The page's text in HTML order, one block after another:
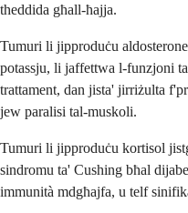
theddida għall-ħajja.
Tumuri li jipproduċu
potassju, li jaffettwa l-funzjoni
trattament, dan jista' jirriżulta
jew paralisi tal-muskoli.
Tumuri li jipproduċu kortisol
sindromu ta' Cushing bħal
immunità mdgħajfa, u telf